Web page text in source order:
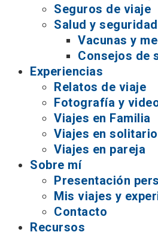
Seguros de viaje
Salud y seguridad
Vacunas y
Consejos de
Experiencias
Relatos de viaje
Fotografía y
Viajes en Familia
Viajes en solitario
Viajes en pareja
Sobre mí
Presentación
Mis viajes y
Contacto
Recursos